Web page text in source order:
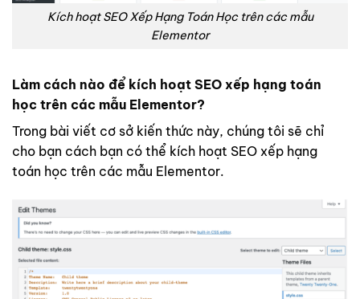
Kích hoạt SEO Xếp Hạng Toán Học trên các mẫu
Elementor
Làm cách nào để kích hoạt SEO xếp hạng toán
học trên các mẫu Elementor?
Trong bài viết cơ sở kiến thức này, chúng tôi sẽ chỉ
cho bạn cách bạn có thể kích hoạt SEO xếp hạng
toán học trên các mẫu Elementor.